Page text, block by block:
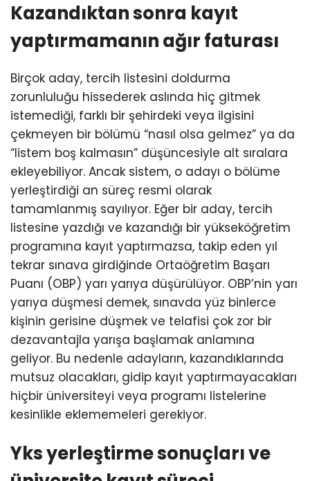
Kazandıktan sonra kayıt
yaptırmamanın ağır faturası
Birçok aday, tercih listesini doldurma
zorunluluğu hissederek aslında hiç gitmek
istemediği, farklı bir şehirdeki veya ilgisini
çekmeyen bir bölümü “nasıl olsa gelmez” ya da
“listem boş kalmasın” düşüncesiyle alt sıralara
ekleyebiliyor. Ancak sistem, o adayı o bölüme
yerleştirdiği an süreç resmi olarak
tamamlanmış sayılıyor. Eğer bir aday, tercih
listesine yazdığı ve kazandığı bir yükseköğretim
programına kayıt yaptırmazsa, takip eden yıl
tekrar sınava girdiğinde Ortaöğretim Başarı
Puanı (OBP) yarı yarıya düşürülüyor. OBP’nin yarı
yarıya düşmesi demek, sınavda yüz binlerce
kişinin gerisine düşmek ve telafisi çok zor bir
dezavantajla yarışa başlamak anlamına
geliyor. Bu nedenle adayların, kazandıklarında
mutsuz olacakları, gidip kayıt yaptırmayacakları
hiçbir üniversiteyi veya programı listelerine
kesinlikle eklememeleri gerekiyor.
Yks yerleştirme sonuçları ve